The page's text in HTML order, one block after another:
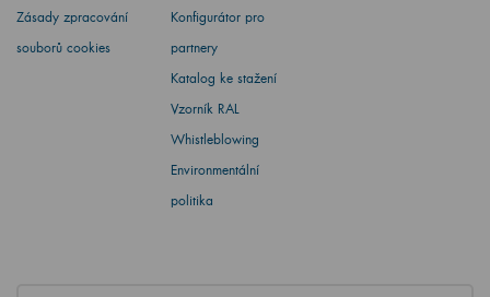
Zásady zpracování
souborů cookies
Konfigurátor pro
partnery
Katalog ke stažení
Vzorník RAL
Whistleblowing
Environmentální
politika